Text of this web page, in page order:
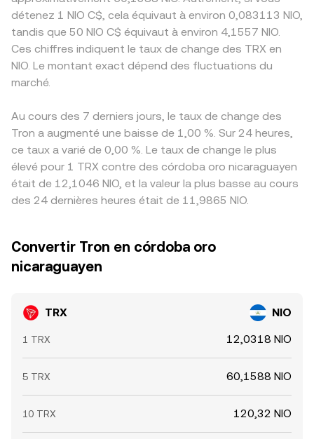
détenez 1 NIO C$, cela équivaut à environ 0,083113 NIO,
tandis que 50 NIO C$ équivaut à environ 4,1557 NIO.
Ces chiffres indiquent le taux de change des TRX en
NIO. Le montant exact dépend des fluctuations du
marché.
Au cours des 7 derniers jours, le taux de change des
Tron a augmenté une baisse de 1,00 %. Sur 24 heures,
ce taux a varié de 0,00 %. Le taux de change le plus
élevé pour 1 TRX contre des córdoba oro nicaraguayen
était de 12,1046 NIO, et la valeur la plus basse au cours
des 24 dernières heures était de 11,9865 NIO.
Convertir Tron en córdoba oro
nicaraguayen
TRX NIO
1 TRX 12,0318 NIO
5 TRX 60,1588 NIO
10 TRX 120,32 NIO